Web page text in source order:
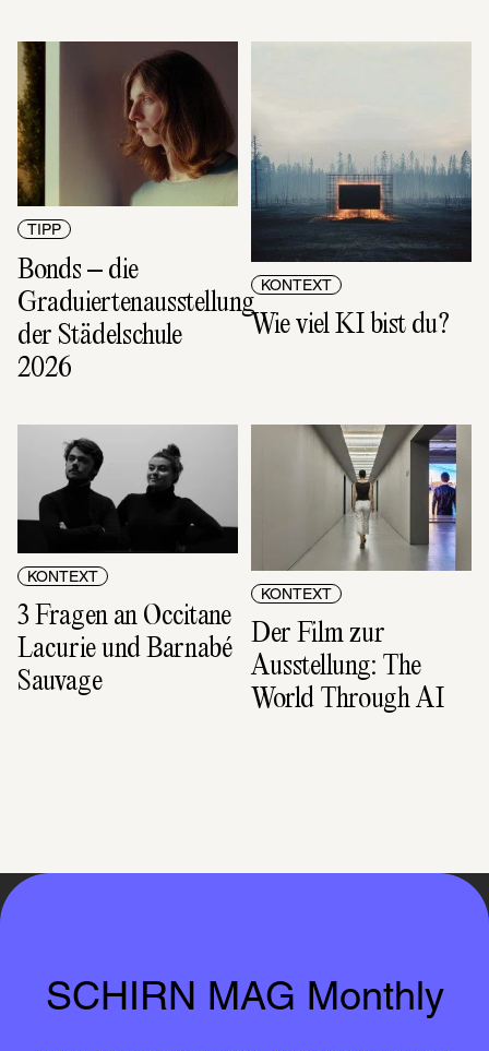
TIPP
Bonds – die
Graduiertenausstellung
der Städelschule
2026
KONTEXT
Wie viel KI bist du?
KONTEXT
3 Fragen an Occitane
Lacurie und Barnabé
Sauvage
KONTEXT
Der Film zur
Ausstellung: The
World Through AI
SCHIRN MAG Monthly